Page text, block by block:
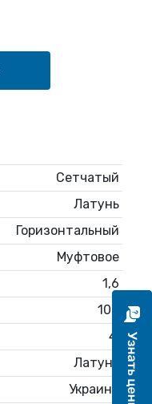
Сетчатый
Латунь
Горизонтальный
Муфтовое
1,6
100
4'
Латунь
Украина